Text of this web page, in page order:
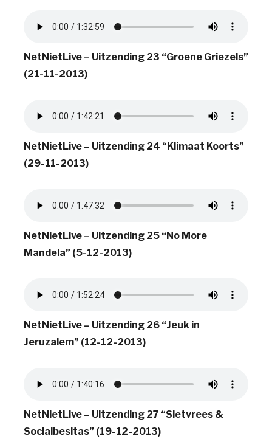
NetNietLive – Uitzending 23 “Groene Griezels”
(21-11-2013)
NetNietLive – Uitzending 24 “Klimaat Koorts”
(29-11-2013)
NetNietLive – Uitzending 25 “No More
Mandela” (5-12-2013)
NetNietLive – Uitzending 26 “Jeuk in
Jeruzalem” (12-12-2013)
NetNietLive – Uitzending 27 “Sletvrees &
Socialbesitas” (19-12-2013)